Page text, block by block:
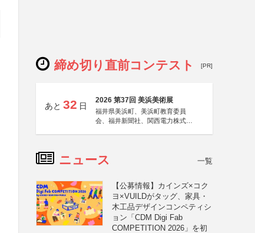
締め切り直前コンテスト [PR]
あと 32 日
2026 第37回 美浜美術展
福井県美浜町、美浜町教育委員
会、福井新聞社、関西電力株式会
ニュース 一覧
【公募情報】カインズ×コク
ヨ×VUILDがタッグ、家具・
木工品デザインコンペティシ
ョン「CDM Digi Fab
COMPETITION 2026」を初